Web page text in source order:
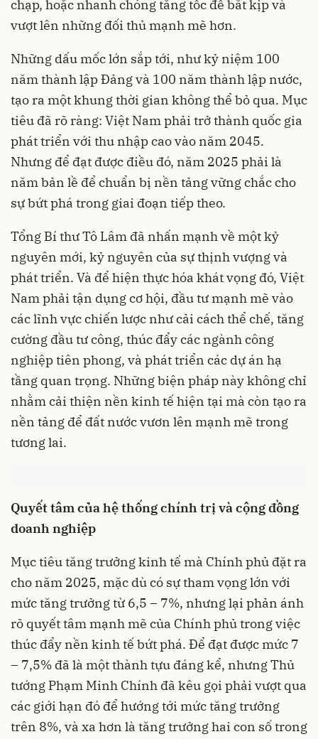
chạp, hoặc nhanh chóng tăng tốc để bắt kịp và
vượt lên những đối thủ mạnh mẽ hơn.
Những dấu mốc lớn sắp tới, như kỷ niệm 100
năm thành lập Đảng và 100 năm thành lập nước,
tạo ra một khung thời gian không thể bỏ qua. Mục
tiêu đã rõ ràng: Việt Nam phải trở thành quốc gia
phát triển với thu nhập cao vào năm 2045.
Nhưng để đạt được điều đó, năm 2025 phải là
năm bản lề để chuẩn bị nền tảng vững chắc cho
sự bứt phá trong giai đoạn tiếp theo.
Tổng Bí thư Tô Lâm đã nhấn mạnh về một kỷ
nguyên mới, kỷ nguyên của sự thịnh vượng và
phát triển. Và để hiện thực hóa khát vọng đó, Việt
Nam phải tận dụng cơ hội, đầu tư mạnh mẽ vào
các lĩnh vực chiến lược như cải cách thể chế, tăng
cường đầu tư công, thúc đẩy các ngành công
nghiệp tiên phong, và phát triển các dự án hạ
tầng quan trọng. Những biện pháp này không chỉ
nhằm cải thiện nền kinh tế hiện tại mà còn tạo ra
nền tảng để đất nước vươn lên mạnh mẽ trong
tương lai.
Quyết tâm của hệ thống chính trị và cộng đồng
doanh nghiệp
Mục tiêu tăng trưởng kinh tế mà Chính phủ đặt ra
cho năm 2025, mặc dù có sự tham vọng lớn với
mức tăng trưởng từ 6,5 – 7%, nhưng lại phản ánh
rõ quyết tâm mạnh mẽ của Chính phủ trong việc
thúc đẩy nền kinh tế bứt phá. Để đạt được mức 7
– 7,5% đã là một thành tựu đáng kể, nhưng Thủ
tướng Phạm Minh Chính đã kêu gọi phải vượt qua
các giới hạn đó để hướng tới mức tăng trưởng
trên 8%, và xa hơn là tăng trưởng hai con số trong